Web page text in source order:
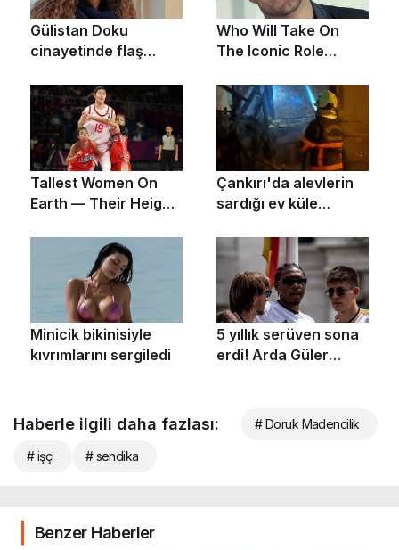
Haberle ilgili daha fazlası: # Doruk Madencilik
# işçi # sendika
Benzer Haberler